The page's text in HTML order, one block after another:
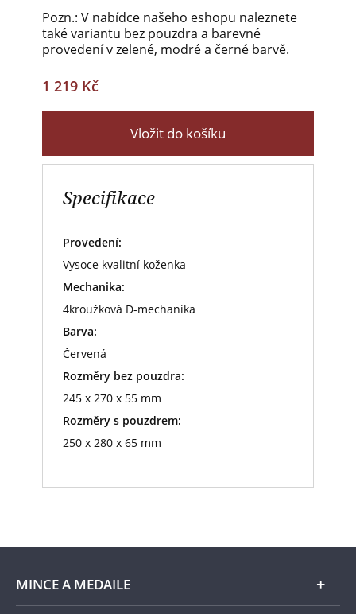
Pozn.: V nabídce našeho eshopu naleznete
také variantu bez pouzdra a barevné
provedení v zelené, modré a černé barvě.
1 219 Kč
Vložit do košíku
Specifikace
Provedení:
Vysoce kvalitní koženka
Mechanika:
4kroužková D-mechanika
Barva:
Červená
Rozměry bez pouzdra:
245 x 270 x 55 mm
Rozměry s pouzdrem:
250 x 280 x 65 mm
MINCE A MEDAILE